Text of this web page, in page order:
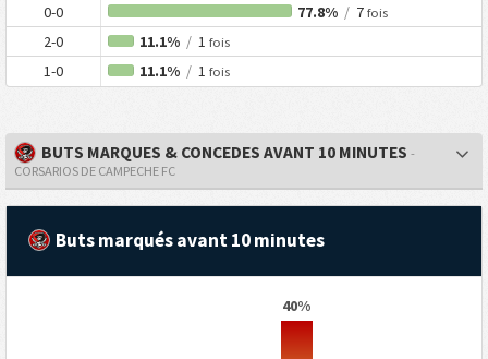
0-0 77.8% / 7fois
2-0 11.1% / 1fois
1-0 11.1% / 1fois
BUTS MARQUES & CONCEDES AVANT 10 MINUTES -
CORSARIOS DE CAMPECHE FC
Buts marqués avant 10 minutes
40%